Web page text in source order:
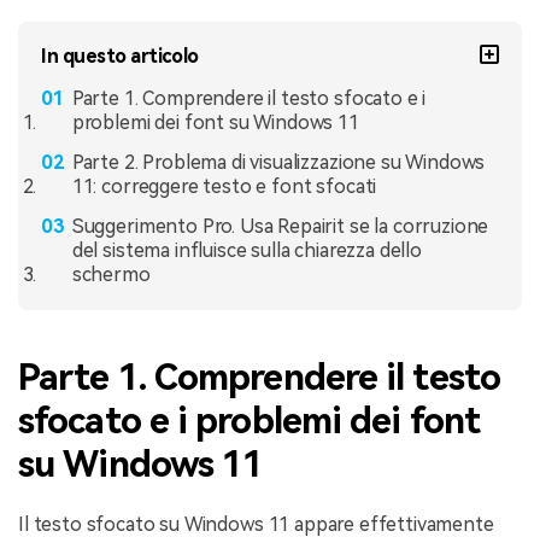
In questo articolo
Parte 1. Comprendere il testo sfocato e i
problemi dei font su Windows 11
Parte 2. Problema di visualizzazione su Windows
11: correggere testo e font sfocati
Suggerimento Pro. Usa Repairit se la corruzione
del sistema influisce sulla chiarezza dello
schermo
Parte 1. Comprendere il testo
sfocato e i problemi dei font
su Windows 11
Il testo sfocato su Windows 11 appare effettivamente